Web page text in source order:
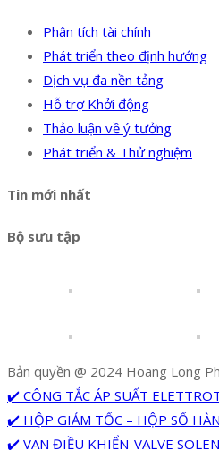
Phân tích tài chính
Phát triển theo định hướng
Dịch vụ đa nền tảng
Hỗ trợ Khởi động
Thảo luận về ý tưởng
Phát triển & Thử nghiệm
Tin mới nhất
Bộ sưu tập
Bản quyền @ 2024 Hoang Long
✔️ CÔNG TẮC ÁP SUẤT
✔️ HỘP GIẢM TỐC – HỘP SỐ
✔️ VAN ĐIỀU KHIỂN-VALVE